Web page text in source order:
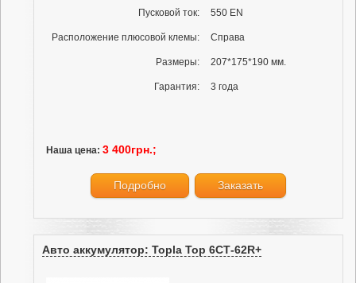
Пусковой ток: 550 EN
Расположение плюсовой клемы: Справа
Размеры: 207*175*190 мм.
Гарантия: 3 года
Наша цена: 3 400грн.;
Подробно Заказать
Авто аккумулятор: Topla Top 6СТ-62R+